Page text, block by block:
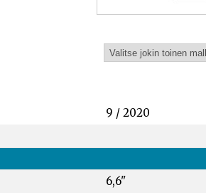
9 / 2020
6,6"